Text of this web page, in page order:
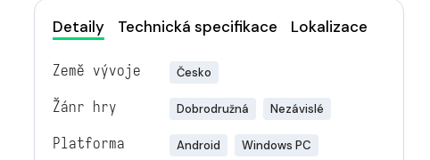
Detaily Technická specifikace Lokalizace
Země vývoje Česko
Žánr hry Dobrodružná Nezávislé
Platforma Android Windows PC